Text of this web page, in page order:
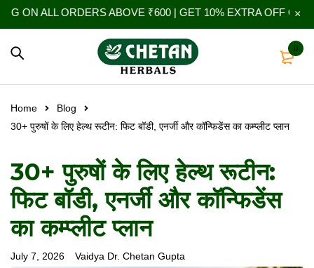
ORDERS ABOVE ₹600 | GET 10% EXTRA OFF ON YOUR
0
Home
Blog
30+ पुरुषों के लिए हेल्थ रूटीन: फिट बॉडी, एनर्जी और कॉन्फिडेंस का कम्प्लीट प्लान
30+ पुरुषों के लिए हेल्थ रूटीन:
फिट बॉडी, एनर्जी और कॉन्फिडेंस
का कम्प्लीट प्लान
July 7, 2026 Vaidya Dr. Chetan Gupta